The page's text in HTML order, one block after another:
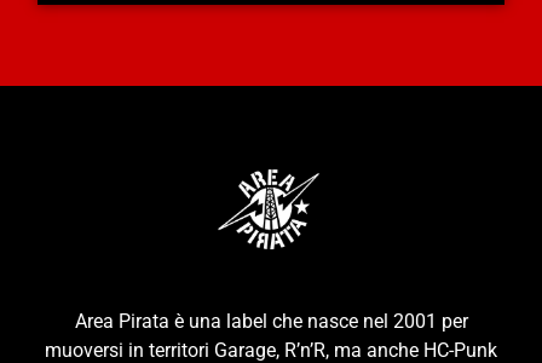
Area Pirata è una label che nasce nel 2001 per
muoversi in territori Garage, R’n’R, ma anche HC-Punk